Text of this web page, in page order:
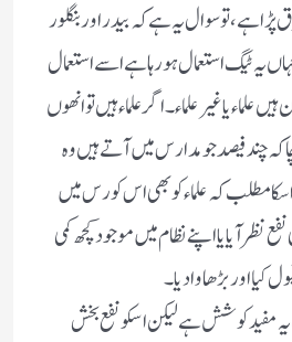
پڑا ہے ، تو سوال یہ ہے کہ بیدر اور بنگلور
یہ ٹیگ استعمال ہو رہا ہے اسے استعمال
یا غیر علماء۔ اگر علماء ہیں تو انھوں
کہ چند فیصد جو مدارس میں آتے ہیں وہ
مطلب کہ علماء کو بھی اس کورس میں
نفع نظر آیا یا اپنے نظام میں موجود کچھ کمی
کیا اور بڑھاوا دیا ۔
کوشش ہے لیکن اسکو نفع بخش